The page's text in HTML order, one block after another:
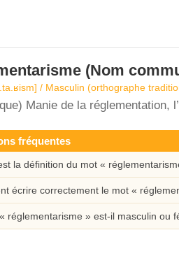
(Nom
/ Masculin (orthographe
Manie de la réglementation,
fréquentes
la définition du mot «
écrire correctement le mot «
réglementarisme » est-il masculin ou